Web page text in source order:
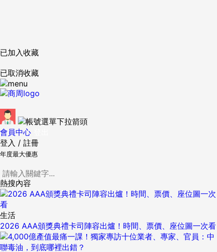
已加入收藏
已取消收藏
會員中心
登入 / 註冊
年度最大優惠
熱搜內容
生活
2026 AAA頒獎典禮卡司陣容出爐！時間、票價、座位圖一次看